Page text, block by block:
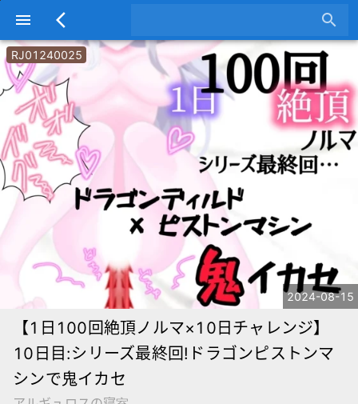
menu arrow_back_ios search
RJ01240025
2024-08-15
【1日100回絶頂ノルマ×10日チャレンジ】
10日目:シリーズ最終回!ドラゴンピストンマ
シンで鬼イカセ